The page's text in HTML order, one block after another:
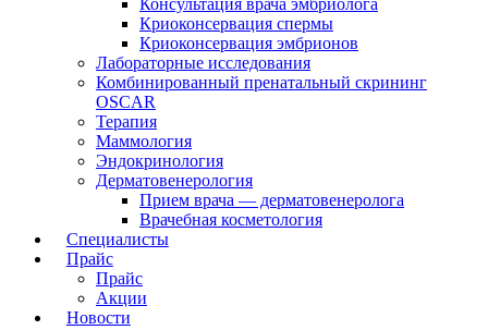
Консультация врача эмбриолога
Криоконсервация спермы
Криоконсервация эмбрионов
Лабораторные исследования
Комбинированный пренатальный скрининг
OSCAR
Терапия
Маммология
Эндокринология
Дерматовенерология
Прием врача — дерматовенеролога
Врачебная косметология
Специалисты
Прайс
Прайс
Акции
Новости